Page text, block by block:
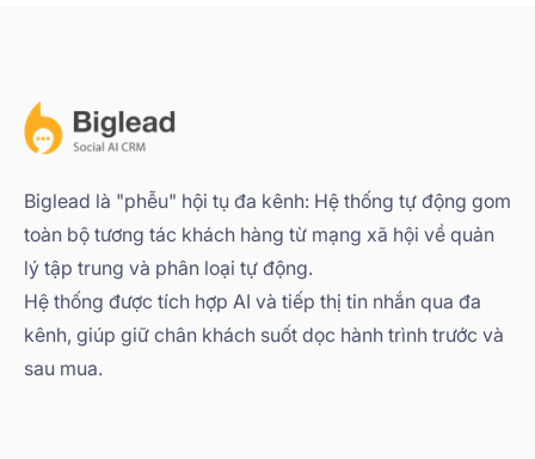
Biglead là "phễu" hội tụ đa kênh: Hệ thống tự động gom
toàn bộ tương tác khách hàng từ mạng xã hội về quản
lý tập trung và phân loại tự động.
Hệ thống được tích hợp AI và tiếp thị tin nhắn qua đa
kênh, giúp giữ chân khách suốt dọc hành trình trước và
sau mua.